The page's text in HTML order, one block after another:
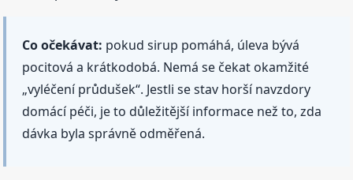
Co očekávat: pokud sirup pomáhá, úleva bývá
pocitová a krátkodobá. Nemá se čekat okamžité
„vyléčení průdušek“. Jestli se stav horší navzdory
domácí péči, je to důležitější informace než to, zda
dávka byla správně odměřená.